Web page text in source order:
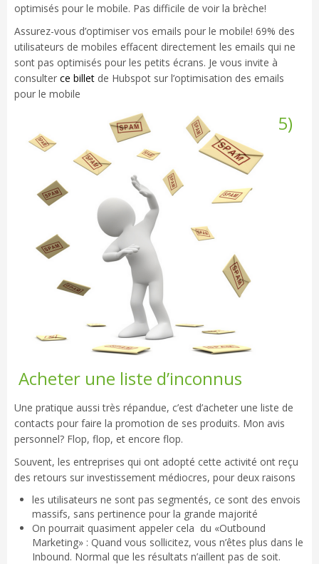
optimisés pour le mobile. Pas difficile de voir la brèche!
Assurez-vous d’optimiser vos emails pour le mobile! 69% des
utilisateurs de mobiles effacent directement les emails qui ne
sont pas optimisés pour les petits écrans. Je vous invite à
consulter ce billet de Hubspot sur l’optimisation des emails
pour le mobile
5)
Acheter une liste d’inconnus
Une pratique aussi très répandue, c’est d’acheter une liste de
contacts pour faire la promotion de ses produits. Mon avis
personnel? Flop, flop, et encore flop.
Souvent, les entreprises qui ont adopté cette activité ont reçu
des retours sur investissement médiocres, pour deux raisons
les utilisateurs ne sont pas segmentés, ce sont des envois
massifs, sans pertinence pour la grande majorité
On pourrait quasiment appeler cela du «Outbound
Marketing» : Quand vous sollicitez, vous n’êtes plus dans le
Inbound. Normal que les résultats n’aillent pas de soit.